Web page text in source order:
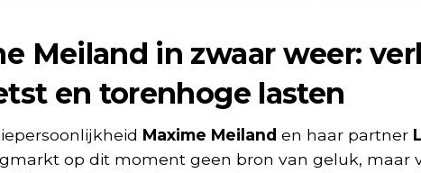
Meiland in zwaar weer:
en torenhoge lasten
Maxime Meiland en haar partner
op dit moment geen bron van geluk, maar